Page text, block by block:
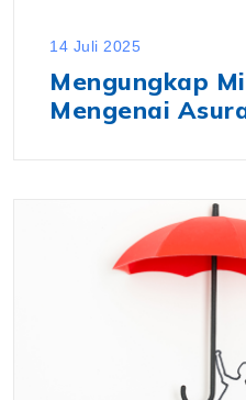
14 Juli 2025
Mengungkap
Mengenai